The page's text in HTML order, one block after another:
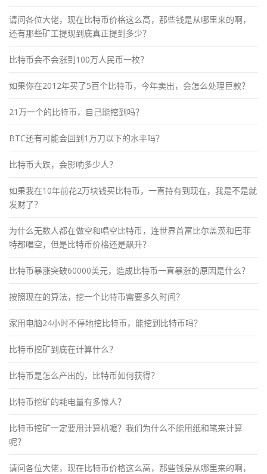
请问各位大佬，现在比特币价格这么高，那些钱是从哪里来的啊，
还有那些矿工提现到底真正提到多少？
比特币会不会涨到100万人民币一枚？
如果你在2012年买了5百个比特币，今年卖出，会怎么处理巨款？
21万一个的比特币，自己能挖到吗？
BTC还有可能会回到1万刀以下的水平吗？
比特币大跌，会影响多少人？
如果我在10年前花2万块钱买比特币，一直持有到现在，我是不是就
发财了？
为什么无数人都在做空和唱空比特币，连世界首富比尔盖茨和巴菲
特都唱空，但是比特币价格还是飙升？
比特币暴涨突破60000美元，造成比特币一直暴涨的原因是什么？
按照现在的算法，挖一个比特币需要多久时间？
家用电脑24小时不停地挖比特币，能挖到比特币吗？
比特币挖矿到底在计算什么？
比特币是怎么产出的，比特币如何获得？
比特币挖矿的耗电量有多惊人？
比特币挖矿一定要用计算机嚒？我们为什么不能用纸和笔来计算
呢？
请问各位大佬，现在比特币价格这么高，那些钱是从哪里来的啊，